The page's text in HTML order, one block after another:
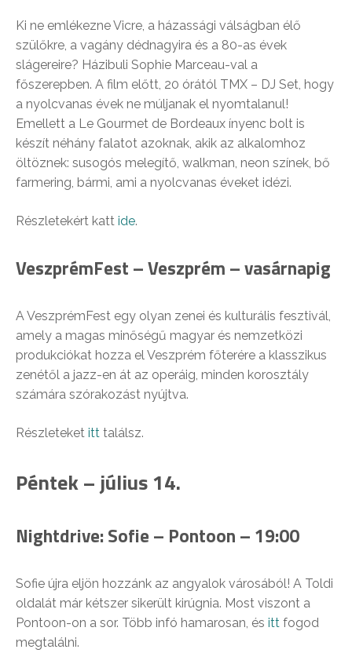
Ki ne emlékezne Vicre, a házassági válságban élő
szülőkre, a vagány dédnagyira és a 80-as évek
slágereire? Házibuli Sophie Marceau-val a
főszerepben. A film előtt, 20 órától TMX – DJ Set, hogy
a nyolcvanas évek ne múljanak el nyomtalanul!
Emellett a Le Gourmet de Bordeaux ínyenc bolt is
készít néhány falatot azoknak, akik az alkalomhoz
öltöznek: susogós melegítő, walkman, neon színek, bő
farmering, bármi, ami a nyolcvanas éveket idézi.
Részletekért katt ide.
VeszprémFest – Veszprém – vasárnapig
A VeszprémFest egy olyan zenei és kulturális fesztivál,
amely a magas minőségű magyar és nemzetközi
produkciókat hozza el Veszprém főterére a klasszikus
zenétől a jazz-en át az operáig, minden korosztály
számára szórakozást nyújtva.
Részleteket itt találsz.
Péntek – július 14.
Nightdrive: Sofie – Pontoon – 19:00
Sofie újra eljön hozzánk az angyalok városából! A Toldi
oldalát már kétszer sikerült kirúgnia. Most viszont a
Pontoon-on a sor. Több infó hamarosan, és itt fogod
megtalálni.